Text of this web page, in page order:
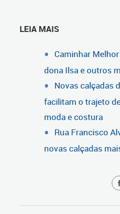
LEIA MAIS
Caminhar
dona Ilsa e outros
Novas calçadas
facilitam o trajeto
moda e costura
Rua Francisco
novas calçadas